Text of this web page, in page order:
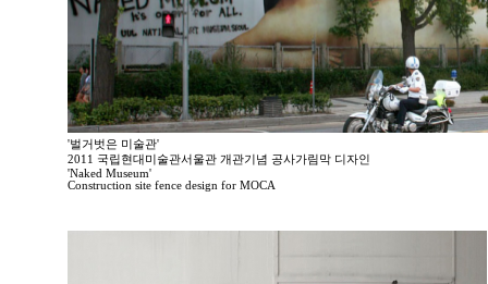
'벌거벗은 미술관'
2011 국립현대미술관서울관 개관기념 공사가림막 디자인
'Naked Museum'
Construction site fence design for MOCA